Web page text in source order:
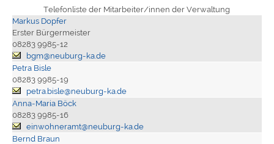
Telefonliste der Mitarbeiter/innen der Verwaltung
Markus Dopfer
Erster Bürgermeister
08283 9985-12
bgm@neuburg-ka.de
Petra Bisle
08283 9985-19
petra.bisle@neuburg-ka.de
Anna-Maria Böck
08283 9985-16
einwohneramt@neuburg-ka.de
Bernd Braun